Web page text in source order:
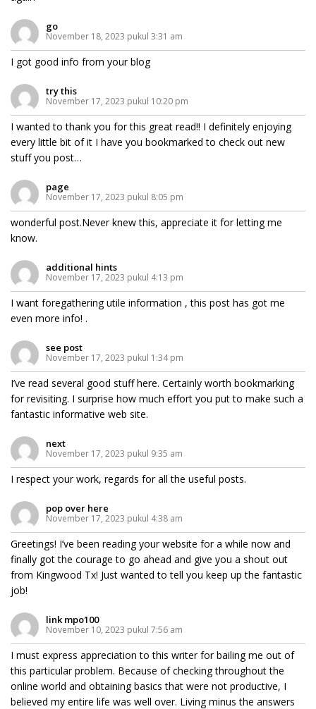
go
November 18, 2023 pukul 3:31 am
I got good info from your blog
try this
November 17, 2023 pukul 10:20 pm
I wanted to thank you for this great read!! I definitely enjoying
every little bit of it I have you bookmarked to check out new
stuff you post…
page
November 17, 2023 pukul 8:05 pm
wonderful post.Never knew this, appreciate it for letting me
know.
additional hints
November 17, 2023 pukul 4:13 pm
I want foregathering utile information , this post has got me
even more info! .
see post
November 17, 2023 pukul 1:34 pm
I’ve read several good stuff here. Certainly worth bookmarking
for revisiting. I surprise how much effort you put to make such a
fantastic informative web site.
next
November 17, 2023 pukul 9:35 am
I respect your work, regards for all the useful posts.
pop over here
November 17, 2023 pukul 4:38 am
Greetings! I’ve been reading your website for a while now and
finally got the courage to go ahead and give you a shout out
from Kingwood Tx! Just wanted to tell you keep up the fantastic
job!
link mpo100
November 10, 2023 pukul 7:56 am
I must express appreciation to this writer for bailing me out of
this particular problem. Because of checking throughout the
online world and obtaining basics that were not productive, I
believed my entire life was well over. Living minus the answers